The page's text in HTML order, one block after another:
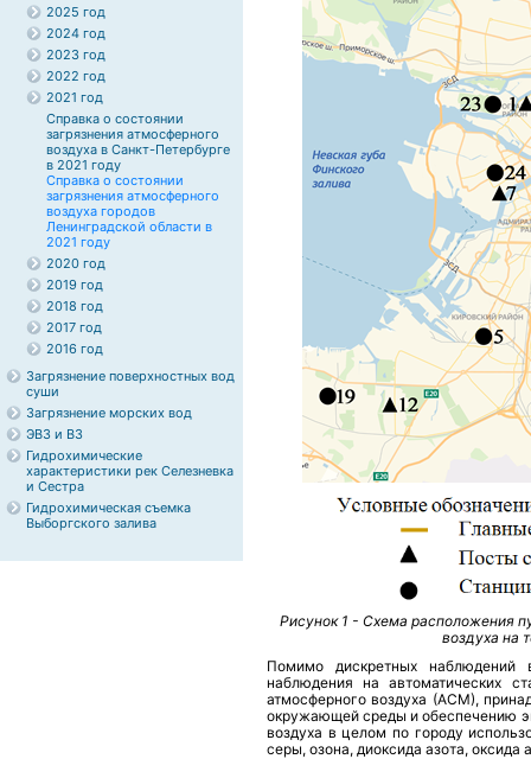
2025 год
2024 год
2023 год
2022 год
2021 год
Справка о состоянии
загрязнения атмосферного
воздуха в Санкт-Петербурге
в 2021 году
Справка о состоянии
загрязнения атмосферного
воздуха городов
Ленинградской области в
2021 году
2020 год
2019 год
2018 год
2017 год
2016 год
Загрязнение поверхностных вод
суши
Загрязнение морских вод
ЭВЗ и ВЗ
Гидрохимические
характеристики рек Селезневка
и Сестра
Гидрохимическая съемка
Выборгского залива
Рисунок 1 - Схема расположения
воздуха на
Помимо дискретных наблюдений
наблюдения на автоматических
атмосферного воздуха (АСМ),
окружающей среды и обеспечению
воздуха в целом по городу
серы, озона, диоксида азота, оксида